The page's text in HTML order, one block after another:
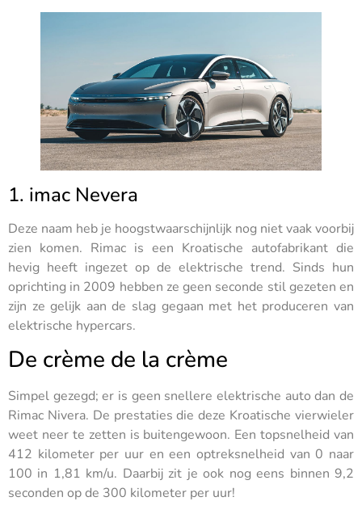
1. imac Nevera
Deze naam heb je hoogstwaarschijnlijk nog niet vaak voorbij
zien komen. Rimac is een Kroatische autofabrikant die
hevig heeft ingezet op de elektrische trend. Sinds hun
oprichting in 2009 hebben ze geen seconde stil gezeten en
zijn ze gelijk aan de slag gegaan met het produceren van
elektrische hypercars.
De crème de la crème
Simpel gezegd; er is geen snellere elektrische auto dan de
Rimac Nivera. De prestaties die deze Kroatische vierwieler
weet neer te zetten is buitengewoon. Een topsnelheid van
412 kilometer per uur en een optreksnelheid van 0 naar
100 in 1,81 km/u. Daarbij zit je ook nog eens binnen 9,2
seconden op de 300 kilometer per uur!